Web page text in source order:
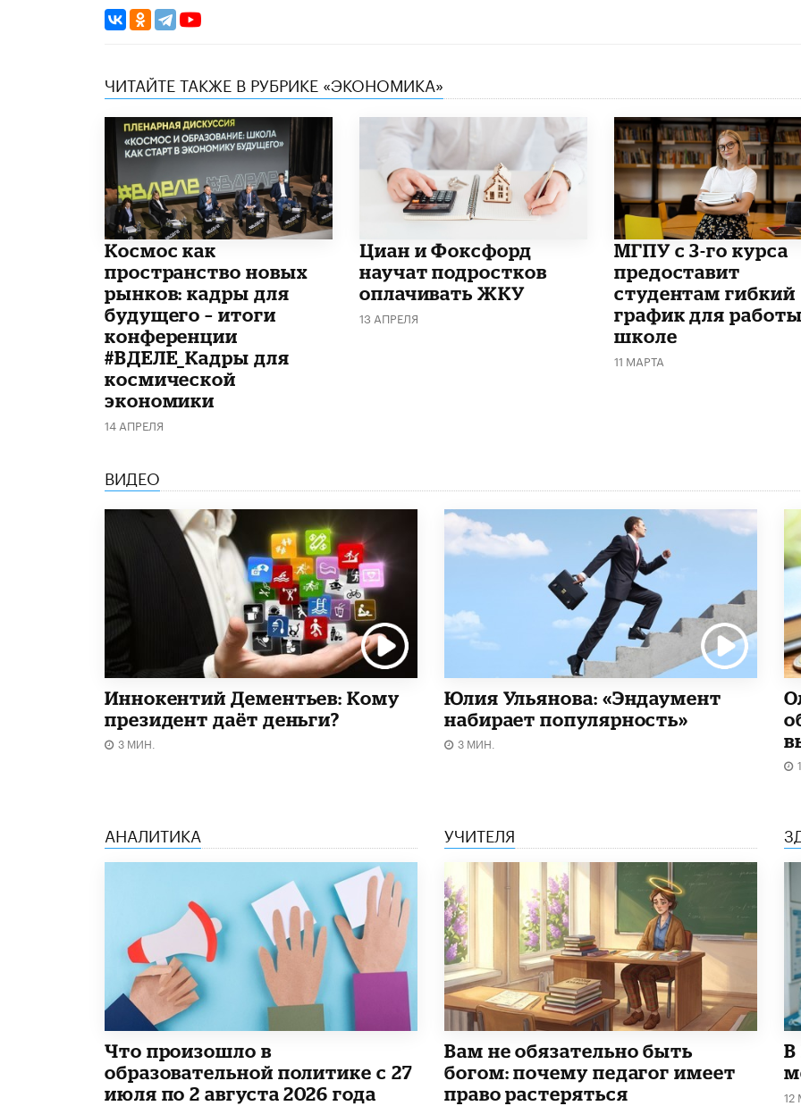
ЧИТАЙТЕ ТАКЖЕ В РУБРИКЕ «ЭКОНОМИКА»
Космос как
пространство новых
рынков: кадры для
будущего – итоги
конференции
#ВДЕЛЕ_Кадры для
космической
экономики
14 АПРЕЛЯ
Циан и Фоксфорд
научат подростков
оплачивать ЖКУ
13 АПРЕЛЯ
МГПУ с 3-го курса
предоставит
студентам гибкий
график для
школе
11 МАРТА
ВИДЕО
Иннокентий Дементьев: Кому
президент даёт деньги?
3 МИН.
Юлия Ульянова: «Эндаумент
набирает популярность»
3 МИН.
АНАЛИТИКА
​Что произошло в
образовательной политике с 27
июля по 2 августа 2026 года
УЧИТЕЛЯ
​Вам не обязательно быть
богом: почему педагог имеет
право растеряться
В
12